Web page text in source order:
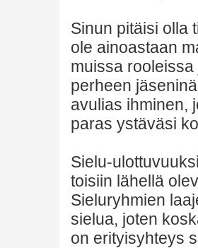
Sinun pitäisi olla
ole ainoastaan
muissa
perheen
avulias ihminen,
paras ystäväsi
Sielu-
toisiin lähellä
Sieluryhmien
sielua, joten
on erityisyhteys